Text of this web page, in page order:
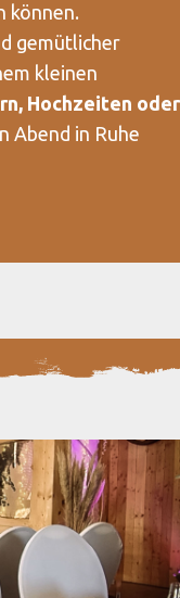
können.
gemütlicher
kleinen
Hochzeiten oder
Abend in Ruhe